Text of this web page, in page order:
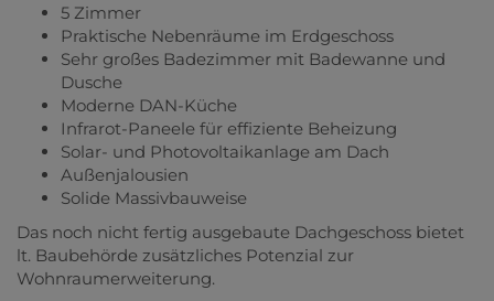
5 Zimmer
Praktische Nebenräume im Erdgeschoss
Sehr großes Badezimmer mit Badewanne und
Dusche
Moderne DAN-Küche
Infrarot-Paneele für effiziente Beheizung
Solar- und Photovoltaikanlage am Dach
Außenjalousien
Solide Massivbauweise
Das noch nicht fertig ausgebaute Dachgeschoss bietet
lt. Baubehörde zusätzliches Potenzial zur
Wohnraumerweiterung.